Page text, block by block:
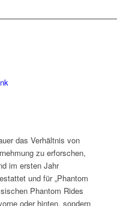
das Verhältnis von
zu erforschen,
im ersten Jahr
und für „Phantom
Phantom Rides
oder hinten, sondern